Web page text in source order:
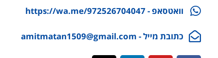
וואטסאפ - https://wa.me/972526704047
כתובת מייל - amitmatan1509@gmail.com